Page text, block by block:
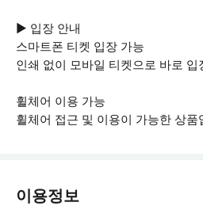
▶ 입장 안내
스마트폰 티켓 입장 가능
인쇄 없이 모바일 티켓으로 바로 입
휠체어 이용 가능
휠체어 접근 및 이용이 가능한 상품
이용정보